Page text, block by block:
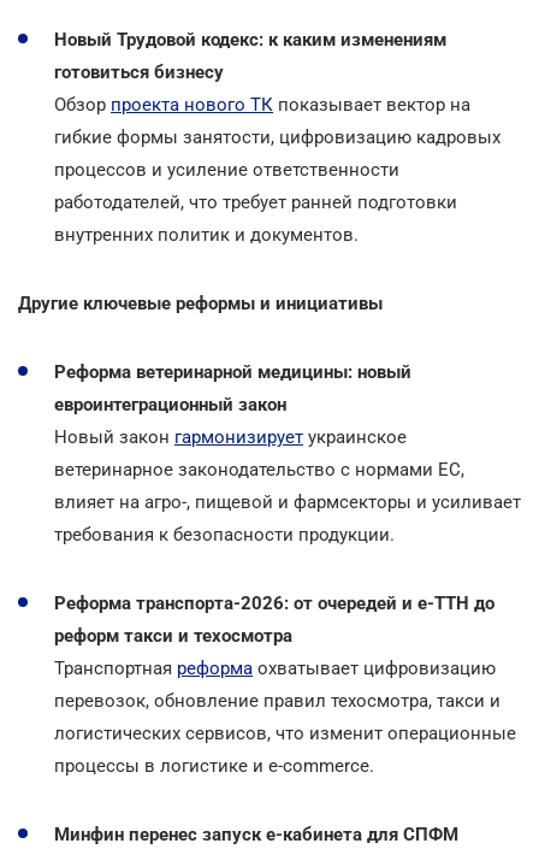
Новый Трудовой кодекс: к каким изменениям
готовиться бизнесу
Обзор проекта нового ТК показывает вектор на
гибкие формы занятости, цифровизацию кадровых
процессов и усиление ответственности
работодателей, что требует ранней подготовки
внутренних политик и документов.
Другие ключевые реформы и инициативы
Реформа ветеринарной медицины: новый
евроинтеграционный закон
Новый закон гармонизирует украинское
ветеринарное законодательство с нормами ЕС,
влияет на агро-, пищевой и фармсекторы и усиливает
требования к безопасности продукции.
Реформа транспорта-2026: от очередей и е-ТТН до
реформ такси и техосмотра
Транспортная реформа охватывает цифровизацию
перевозок, обновление правил техосмотра, такси и
логистических сервисов, что изменит операционные
процессы в логистике и e-commerce.
Минфин перенес запуск е-кабинета для СПФМ